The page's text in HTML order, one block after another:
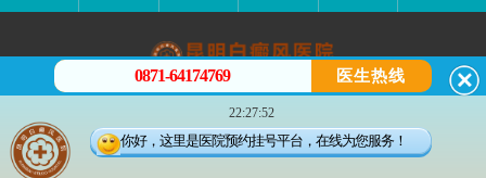
昆明白癜风医院
昆明市五华区护国路2号
版权所有：昆明白癜风医院
0871-64174769 医生热线
22:27:52
你好，这里是医院预约挂号平台，在线为您服务！